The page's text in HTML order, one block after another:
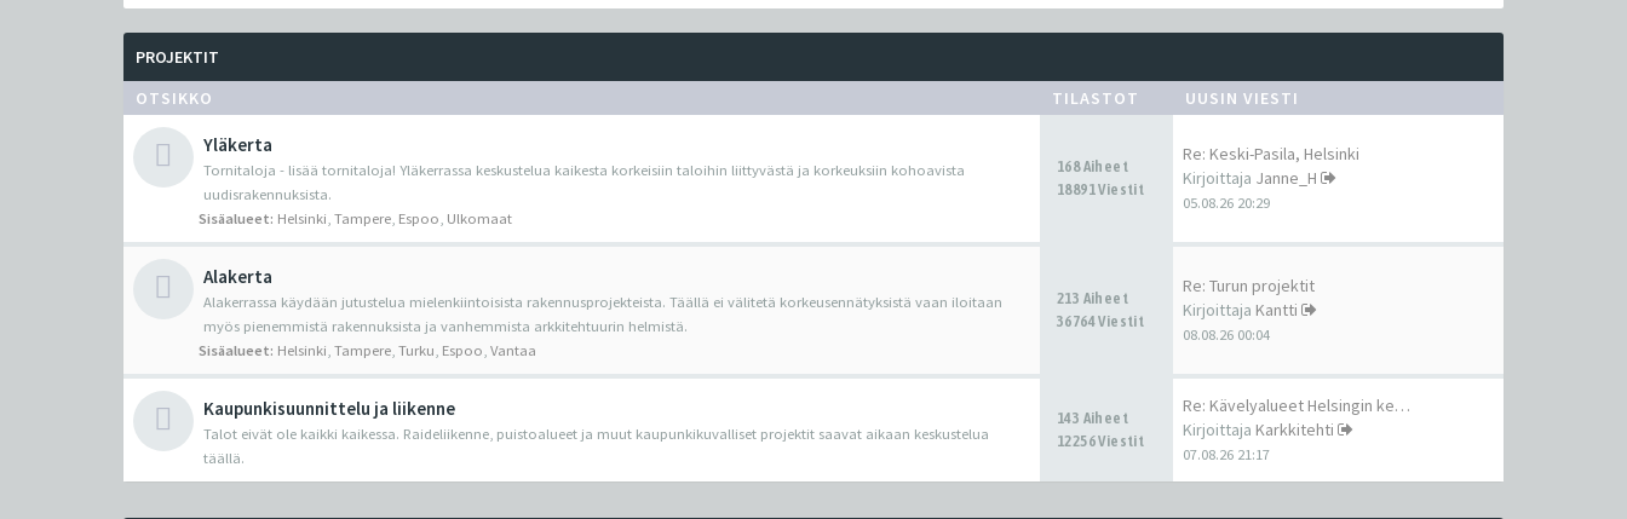
PROJEKTIT
OTSIKKO
TILASTOT UUSIN VIESTI
Yläkerta
Tornitaloja - lisää tornitaloja! Yläkerrassa keskustelua kaikesta korkeisiin taloihin liittyvästä ja korkeuksiin kohoavista
uudisrakennuksista.
Sisäalueet: Helsinki Tampere Espoo Ulkomaat
168 Aiheet
18891 Viestit
Re: Keski-Pasila, Helsinki
Kirjoittaja Janne_H
05.08.26 20:29
Alakerta
Alakerrassa käydään jutustelua mielenkiintoisista rakennusprojekteista. Täällä ei välitetä korkeusennätyksistä vaan iloitaan
myös pienemmistä rakennuksista ja vanhemmista arkkitehtuurin helmistä.
Sisäalueet: Helsinki Tampere Turku Espoo Vantaa
213 Aiheet
36764 Viestit
Re: Turun projektit
Kirjoittaja Kantti
08.08.26 00:04
Kaupunkisuunnittelu ja liikenne
Talot eivät ole kaikki kaikessa. Raideliikenne, puistoalueet ja muut kaupunkikuvalliset projektit saavat aikaan keskustelua
täällä.
143 Aiheet
12256 Viestit
Re: Kävelyalueet Helsingin ke…
Kirjoittaja Karkkitehti
07.08.26 21:17